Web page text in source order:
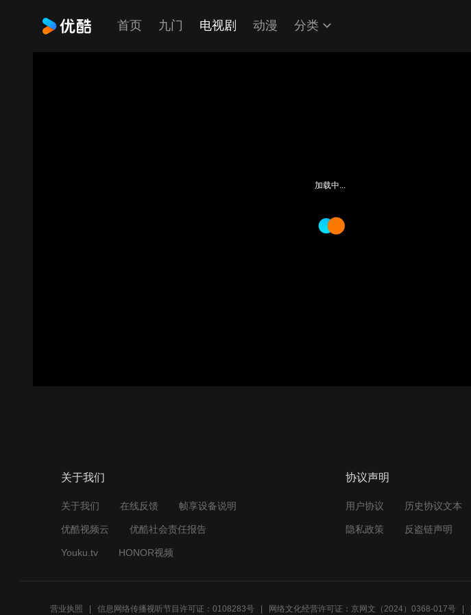
首页 九门 电视剧 动漫 分类
加载中...
关于我们
关于我们 在线反馈 帧享设备说明
优酷视频云 优酷社会责任报告
Youku.tv HONOR视频
协议声明
用户协议 历史协议文本
隐私政策 反盗链声明
营业执照 信息网络传播视听节目许可证：0108283号 网络文化经营许可证：京网文（2024）0368-017号